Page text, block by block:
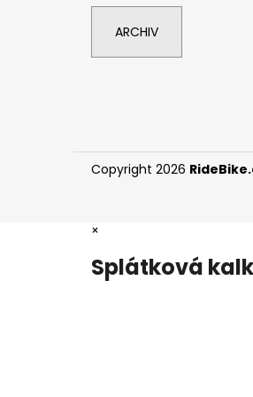
ARCHIV
Copyright 2026
×
Splátková